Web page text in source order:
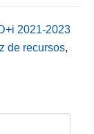
2021-2023
de recursos,